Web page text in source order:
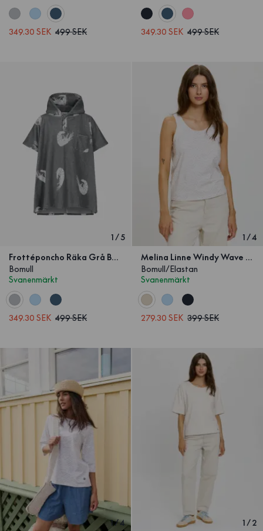
349.30 SEK 499 SEK 349.30 SEK 499 SEK
1 /5
Frottéponcho Räka Grå Barn
Bomull
Svanenmärkt
349.30 SEK 499 SEK
1 /4
Melina Linne Windy Wave Beige
Bomull/Elastan
Svanenmärkt
279.30 SEK 399 SEK
1/4
1/2